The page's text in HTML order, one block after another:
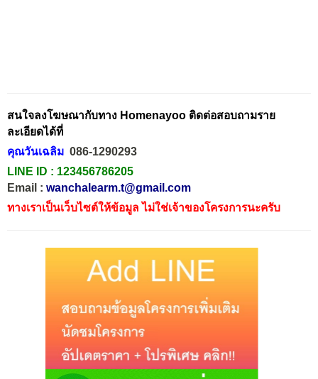
สนใจลงโฆษณากับทาง Homenayoo ติดต่อสอบถามราย
ละเอียดได้ที่
คุณวันเฉลิม 086-1290293
LINE ID : 123456786205
Email : wanchalearm.t@gmail.com
ทางเราเป็นเว็บไซต์ให้ข้อมูล ไม่ใช่เจ้าของโครงการนะครับ